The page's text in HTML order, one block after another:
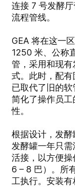
连接 7 号发酵
流程管线。
GEA 将在这一
1250 米、公称
管，采用和现
式。此时，配
已取代了旧的
简化了操作员
性。
根据设计，发
发酵罐一年只
活接，以方便
6 – 8 巴）。所
工执行。安装有